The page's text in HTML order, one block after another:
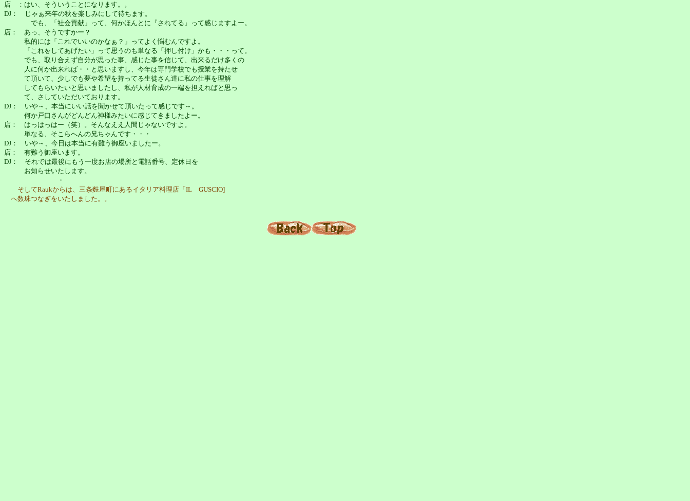
店 ：はい、そういうことになります。。
DJ： じゃぁ来年の秋を楽しみにして待ちます。
でも、「社会貢献」って、何かほんとに『されてる』って感じますよー。
店： あっ、そうですかー？
私的には「これでいいのかなぁ？」ってよく悩むんですよ。
「これをしてあげたい」って思うのも単なる「押し付け」かも・・・って。
でも、取り合えず自分が思った事、感じた事を信じて、出来るだけ多くの
人に何か出来れば・・と思いますし、今年は専門学校でも授業を持たせ
て頂いて、少しでも夢や希望を持ってる生徒さん達に私の仕事を理解
してもらいたいと思いましたし、私が人材育成の一端を担えればと思っ
て、さしていただいております。
DJ： いや～、本当にいい話を聞かせて頂いたって感じです～。
何か戸口さんがどんどん神様みたいに感じてきましたよー。
店： はっはっはー（笑）。そんなええ人間じゃないですよ。
単なる、そこらへんの兄ちゃんです・・・
DJ： いや～、今日は本当に有難う御座いましたー。
店： 有難う御座います。
DJ： それでは最後にもう一度お店の場所と電話番号、定休日を
お知らせいたします。
・
そしてRaukからは、三条麩屋町にあるイタリア料理店「IL GUSCIO]
へ数珠つなぎをいたしました。。